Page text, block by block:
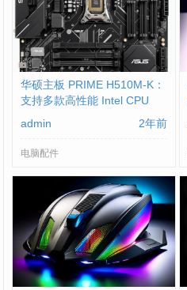
华硕主板 PRIME H510M-K：
支持多款高性能 Intel CPU
admin
2年前
电脑配件